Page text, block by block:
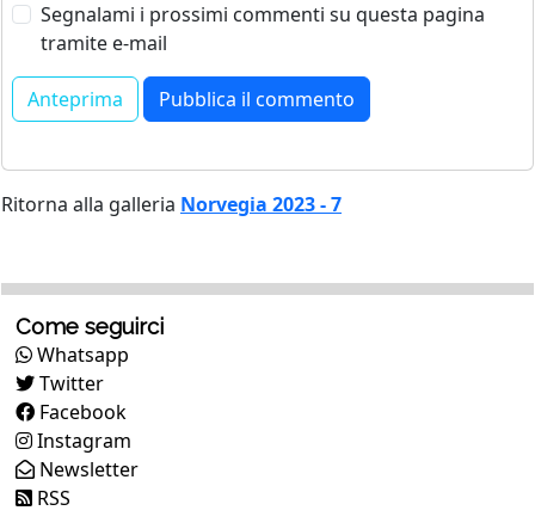
Segnalami i prossimi commenti su questa pagina
tramite e-mail
Ritorna alla galleria Norvegia 2023 - 7
Come seguirci
Whatsapp
Twitter
Facebook
Instagram
Newsletter
RSS